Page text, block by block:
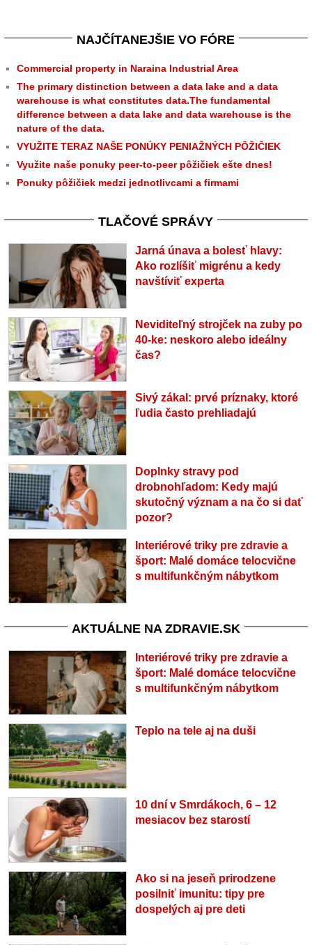
NAJČÍTANEJŠIE VO FÓRE
Commercial property in Naraina Industrial Area
The primary distinction between a data lake and a data
warehouse is what constitutes data.The fundamental
difference between a data lake and data warehouse is the
nature of the data.
VYUŽITE TERAZ NAŠE PONÚKY PENIAŽNÝCH PÔŽIČIEK
Využite naše ponuky peer-to-peer pôžičiek ešte dnes!
Ponuky pôžičiek medzi jednotlivcami a firmami
TLAČOVÉ SPRÁVY
Jarná únava a bolesť hlavy:
Ako rozlíšiť migrénu a kedy
navštíviť experta
Neviditeľný strojček na zuby po
40-ke: neskoro alebo ideálny
čas?
Sivý zákal: prvé príznaky, ktoré
ľudia často prehliadajú
Doplnky stravy pod
drobnohľadom: Kedy majú
skutočný význam a na čo si dať
pozor?
Interiérové triky pre zdravie a
šport: Malé domáce telocvične
s multifunkčným nábytkom
AKTUÁLNE NA ZDRAVIE.SK
Interiérové triky pre zdravie a
šport: Malé domáce telocvične
s multifunkčným nábytkom
Teplo na tele aj na duši
10 dní v Smrdákoch, 6 – 12
mesiacov bez starostí
Ako si na jeseň prirodzene
posilniť imunitu: tipy pre
dospelých aj pre deti